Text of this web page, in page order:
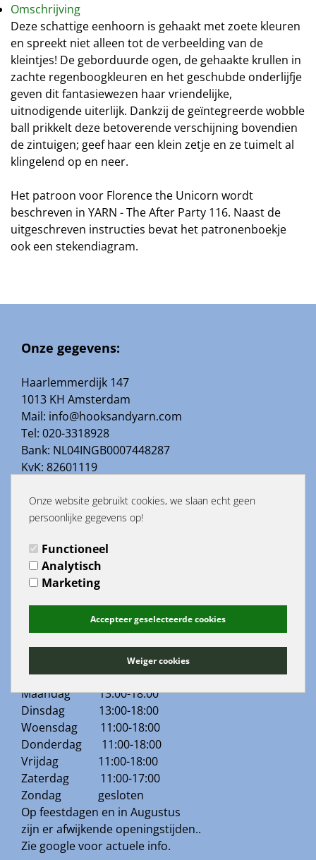
Omschrijving
Deze schattige eenhoorn is gehaakt met zoete kleuren
en spreekt niet alleen tot de verbeelding van de
kleintjes! De geborduurde ogen, de gehaakte krullen in
zachte regenboogkleuren en het geschubde onderlijfje
geven dit fantasiewezen haar vriendelijke,
uitnodigende uiterlijk. Dankzij de geïntegreerde wobble
ball prikkelt deze betoverende verschijning bovendien
de zintuigen; geef haar een klein zetje en ze tuimelt al
klingelend op en neer.
Het patroon voor Florence the Unicorn wordt
beschreven in YARN - The After Party 116. Naast de
uitgeschreven instructies bevat het patronenboekje
ook een stekendiagram.
Onze gegevens:
Haarlemmerdijk 147
1013 KH Amsterdam
Mail: info@hooksandyarn.com
Tel: 020-3318928
Bank: NL04INGB0007448287
KvK: 82601119
Menu
Hooks and Yarn
Algemene voorwaarden
Contact
Bestanden
Maandag 13:00-18:00
Dinsdag 13:00-18:00
Woensdag 11:00-18:00
Donderdag 11:00-18:00
Vrijdag 11:00-18:00
Zaterdag 11:00-17:00
Zondag gesloten
Op feestdagen en in Augustus
zijn er afwijkende openingstijden..
Zie google voor actuele info.
Onze website gebruikt cookies, we slaan echt geen
persoonlijke gegevens op!
Functioneel
Analytisch
Marketing
Accepteer geselecteerde cookies
Weiger cookies